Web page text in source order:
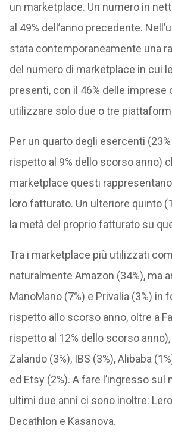
un marketplace. Un numero in
al 49% dell’anno precedente.
stata contemporaneamente una
del numero di marketplace in cui
presenti, con il 46% delle imprese
utilizzare solo due o tre
Per un quarto degli esercenti
rispetto al 9% dello scorso anno)
marketplace questi rappresentano
loro fatturato. Un ulteriore quinto
la metà del proprio fatturato su
Tra i marketplace più utilizzati
naturalmente Amazon (34%), ma
ManoMano (7%) e Privalia (3%) in
rispetto allo scorso anno, oltre a
rispetto al 12% dello scorso anno),
Zalando (3%), IBS (3%), Alibaba
ed Etsy (2%). A fare l’ingresso sul
ultimi due anni ci sono inoltre:
Decathlon e Kasanova.